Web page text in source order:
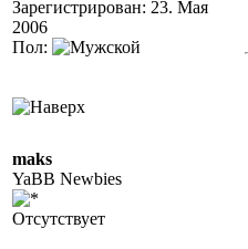
Зарегистрирован: 23. Мая
2006
Пол:
maks
YaBB Newbies
Отсутствует